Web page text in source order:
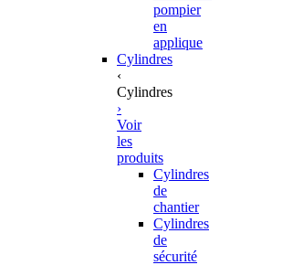
pompier
en
applique
Cylindres
‹
Cylindres
›
Voir
les
produits
Cylindres
de
chantier
Cylindres
de
sécurité